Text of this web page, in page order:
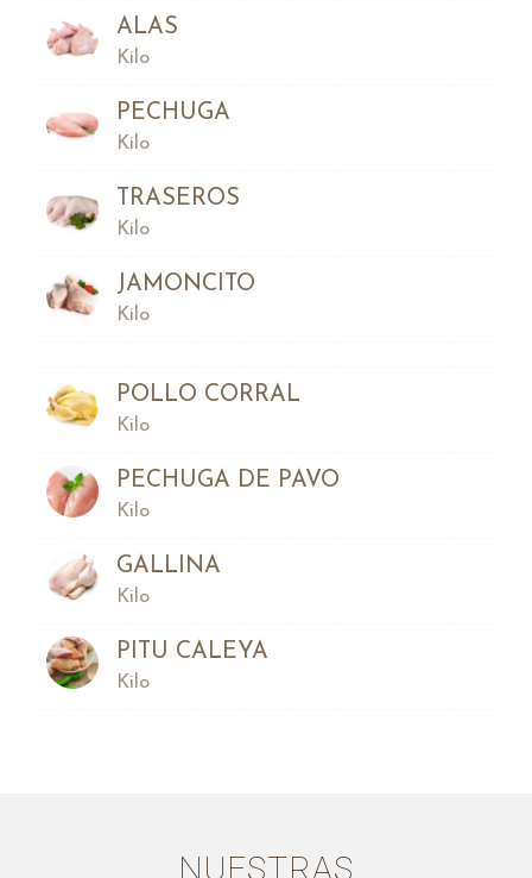
ALAS
Kilo
PECHUGA
Kilo
TRASEROS
Kilo
JAMONCITO
Kilo
POLLO CORRAL
Kilo
PECHUGA DE PAVO
Kilo
GALLINA
Kilo
PITU CALEYA
Kilo